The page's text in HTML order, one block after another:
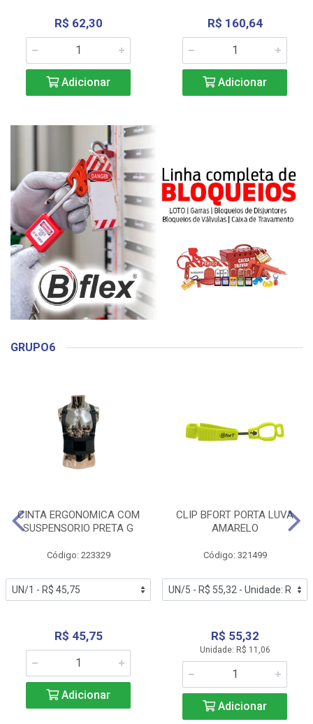
R$ 62,30
Adicionar
R$ 160,64
Adicionar
GRUPO6
CINTA ERGONOMICA COM
SUSPENSORIO PRETA G
Código: 223329
R$ 45,75
Adicionar
CLIP BFORT PORTA LUVA
AMARELO
Código: 321499
R$ 55,32
Unidade: R$ 11,06
Adicionar